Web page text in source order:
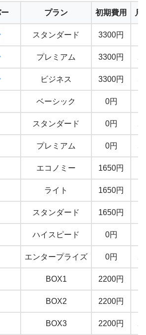
プラン 初期費用 月
スタンダード 3300円
プレミアム 3300円
ビジネス 3300円
ベーシック 0円
スタンダード 0円
プレミアム 0円
エコノミー 1650円
ライト 1650円
スタンダード 1650円
ハイスピード 0円
エンタープライズ 0円
BOX1 2200円
BOX2 2200円
BOX3 2200円